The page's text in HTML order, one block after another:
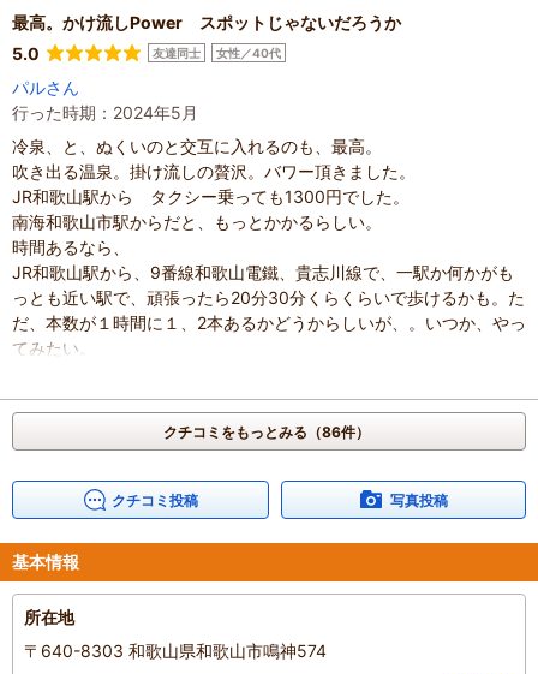
投稿日
：2025年2月11日
最高。かけ流しPower スポットじゃないだろうか
5.0
友達同士 女性／40代
パルさん
行った時期：2024年5月
冷泉、と、ぬくいのと交互に入れるのも、最高。
吹き出る温泉。掛け流しの贅沢。バワー頂きました。
JR和歌山駅から タクシー乗っても1300円でした。
南海和歌山市駅からだと、もっとかかるらしい。
時間あるなら、
JR和歌山駅から、9番線和歌山電鐵、貴志川線で、一駅か何かがも
っとも近い駅で、頑張ったら20分30分くらくらいで歩けるかも。た
だ、本数が１時間に１、2本あるかどうからしいが、。いつか、やっ
てみたい。
混雑具合：未選択
人数：未設定
クチコミをもっとみる（86件）
クチコミ投稿 写真投稿
基本情報
所在地
〒640-8303 和歌山県和歌山市鳴神574